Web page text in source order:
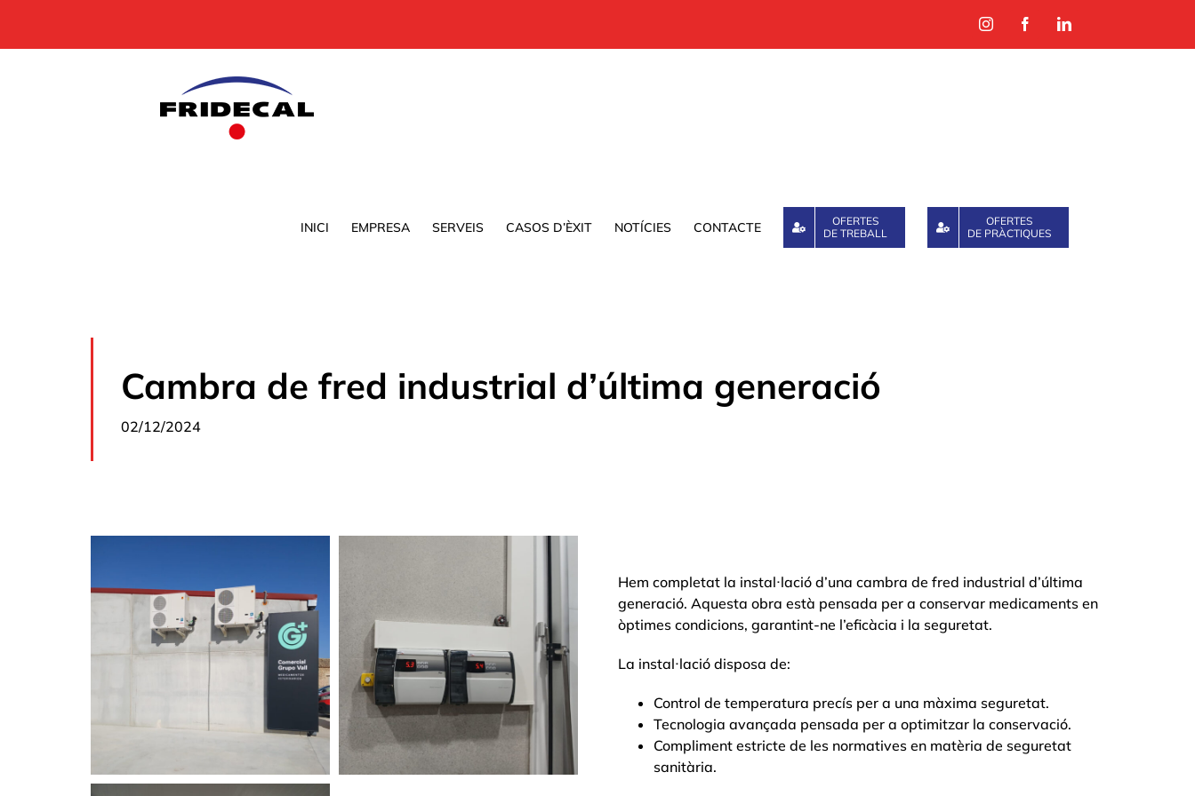
content
InstagramFacebookLinkedIn
INICI EMPRESA SERVEIS CASOS D’ÈXIT NOTÍCIES CONTACTE
OFERTES
DE TREBALL
OFERTES
DE PRÀCTIQUES
Cambra de fred industrial d’última generació
02/12/2024
Hem completat la instal·lació d’una cambra de fred industrial d’última
generació. Aquesta obra està pensada per a conservar medicaments en
òptimes condicions, garantint-ne l’eficàcia i la seguretat.
La instal·lació disposa de:
Control de temperatura precís per a una màxima seguretat.
Tecnologia avançada pensada per a optimitzar la conservació.
Compliment estricte de les normatives en matèria de seguretat
sanitària.